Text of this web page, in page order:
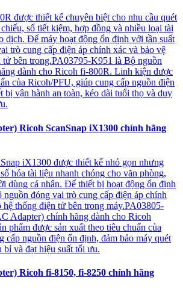
được thiết kế chuyên biệt cho nhu cầu quét
sổ tiết kiệm, hợp đồng và nhiều loại tài
dịch. Để máy hoạt động ổn định với tần suất
trò cung cấp điện áp chính xác và bảo vệ
tử bên trong.PA03795-K951 là Bộ nguồn
dành cho Ricoh fi-800R. Linh kiện được
của Ricoh/PFU, giúp cung cấp nguồn điện
bị vận hành an toàn, kéo dài tuổi thọ và duy
Ricoh ScanSnap iX1300 chính hãng
iX1300 được thiết kế nhỏ gọn nhưng
hóa tài liệu nhanh chóng cho văn phòng,
dùng cá nhân. Để thiết bị hoạt động ổn định
đóng vai trò cung cấp điện áp chính
hệ thống điện tử bên trong máy.PA03805-
Adapter) chính hãng dành cho Ricoh
phẩm được sản xuất theo tiêu chuẩn của
cấp nguồn điện ổn định, đảm bảo máy quét
bỉ và đạt hiệu suất tối ưu.
Ricoh fi-8150, fi-8250 chính hãng